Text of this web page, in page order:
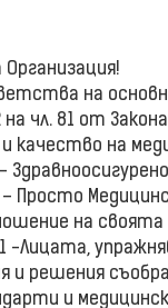
Организация!
на
чл. 81 от
качество на
Просто
на своята
-Лицата,
и решения
и